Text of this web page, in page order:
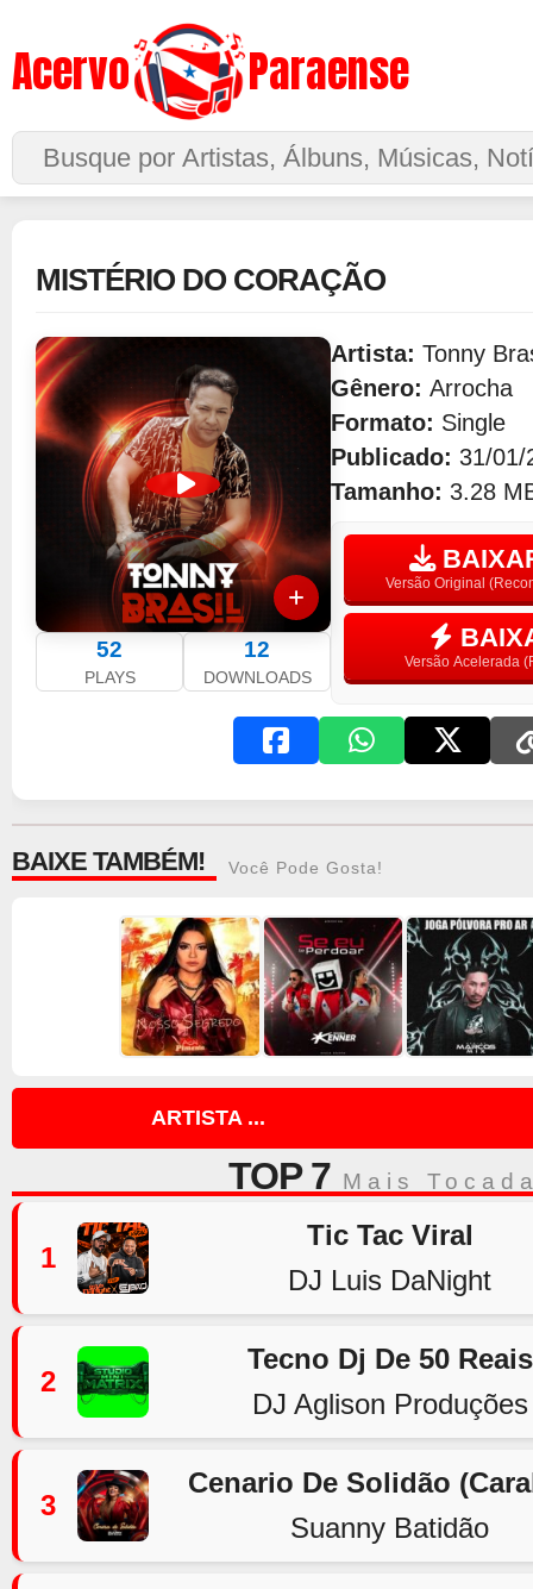
Acervo Paraense
Buscar no Site
MISTÉRIO DO CORAÇÃO
52
PLAYS
12
DOWNLOADS
Artista: Tonny
Gênero: Arrocha
Formato: Single
Publicado: 31/01/
Tamanho: 3.28
Versão Original
Versão Acelerada
BAIXE TAMBÉM! Você Pode Gosta!
ARTISTA ...
TOP 7 Mais
1
Tic Tac Viral
DJ Luis DaNight
2
Tecno Dj De 50 Reais
DJ Aglison Produções
3
Cenario De Solidão
Suanny Batidão